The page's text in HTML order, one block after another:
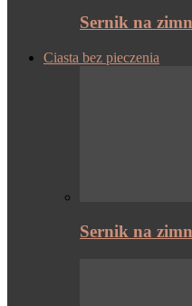
Sernik na
Ciasta bez pieczenia
Sernik na